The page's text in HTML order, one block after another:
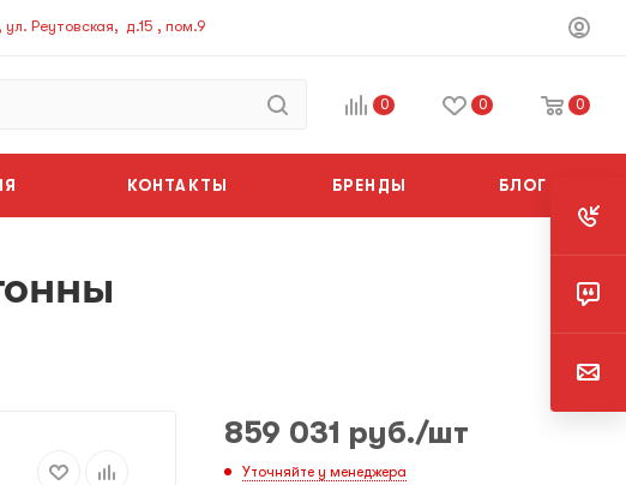
Реутовская, д.15 , пом.9
0 0 0
КОНТАКТЫ БРЕНДЫ БЛОГ
859 031 руб./шт
Уточняйте у менеджера